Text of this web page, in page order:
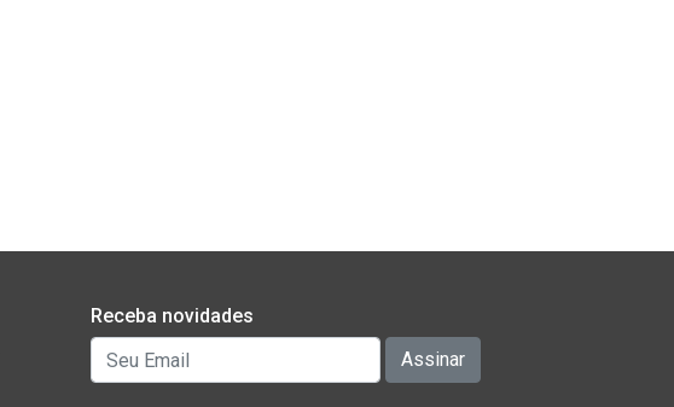
Receba novidades